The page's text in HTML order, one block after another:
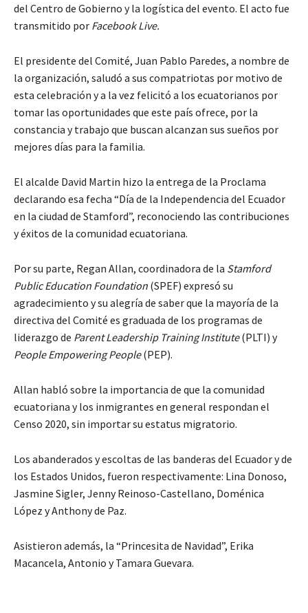
del Centro de Gobierno y la logística del evento. El acto fue
transmitido por Facebook Live.
El presidente del Comité, Juan Pablo Paredes, a nombre de
la organización, saludó a sus compatriotas por motivo de
esta celebración y a la vez felicitó a los ecuatorianos por
tomar las oportunidades que este país ofrece, por la
constancia y trabajo que buscan alcanzan sus sueños por
mejores días para la familia.
El alcalde David Martin hizo la entrega de la Proclama
declarando esa fecha “Día de la Independencia del Ecuador
en la ciudad de Stamford”, reconociendo las contribuciones
y éxitos de la comunidad ecuatoriana.
Por su parte, Regan Allan, coordinadora de la Stamford
Public Education Foundation (SPEF) expresó su
agradecimiento y su alegría de saber que la mayoría de la
directiva del Comité es graduada de los programas de
liderazgo de Parent Leadership Training Institute(PLTI) y
People Empowering People(PEP).
Allan habló sobre la importancia de que la comunidad
ecuatoriana y los inmigrantes en general respondan el
Censo 2020, sin importar su estatus migratorio.
Los abanderados y escoltas de las banderas del Ecuador y de
los Estados Unidos, fueron respectivamente: Lina Donoso,
Jasmine Sigler, Jenny Reinoso-Castellano, Doménica
López y Anthony de Paz.
Asistieron además, la “Princesita de Navidad”, Erika
Macancela, Antonio y Tamara Guevara.